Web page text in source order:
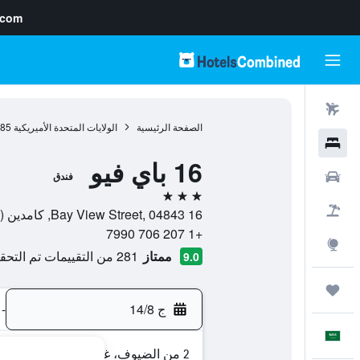
الصفحة الرئيسية الولايات المتحدة الأميريكية
16 باي فيو فندق
3 نجوم
16 Bay View Street, 04843, كامدين (ماين), مين, الولايات المتحدة الأميريكية
+1 207 706 7990
9.0 ممتاز 281 من التقييمات تم التحقق منها
ج 14/8 -
2 من الضيوف، غرفة واحدة